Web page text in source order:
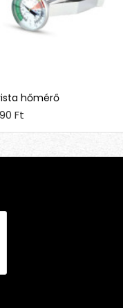
hőmérő
Ft